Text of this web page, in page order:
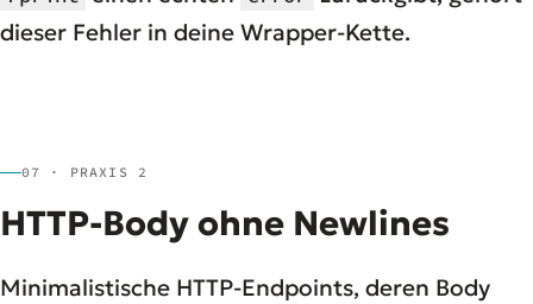
dieser Fehler in deine Wrapper-Kette.
07 · PRAXIS 2
HTTP-Body ohne Newlines
Minimalistische HTTP-Endpoints, deren Body